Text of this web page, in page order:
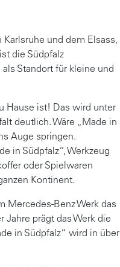
und dem Elsass,
die Südpfalz
Standort für kleine und
Hause ist! Das wird unter
deutlich. Wäre „Made in
Auge springen.
in Südpfalz“, Werkzeug
oder Spielwaren
Kontinent.
Mercedes-Benz Werk das
prägt das Werk die
in Südpfalz“ wird in über